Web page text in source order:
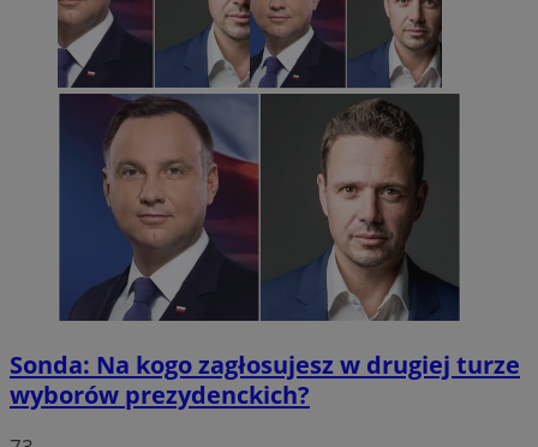
Sonda: Na kogo zagłosujesz w drugiej turze
wyborów prezydenckich?